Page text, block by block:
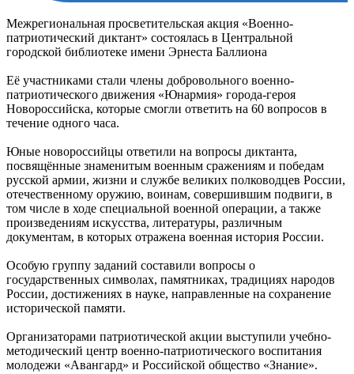
Межрегиональная просветительская акция «Военно-
патриотический диктант» состоялась в Центральной
городской библиотеке имени Эрнеста Баллиона
Её участниками стали члены добровольного военно-
патриотического движения «Юнармия» города-героя
Новороссийска, которые смогли ответить на 60 вопросов в
течение одного часа.
Юные новороссийцы ответили на вопросы диктанта,
посвящённые знаменитым военным сражениям и победам
русской армии, жизни и службе великих полководцев России,
отечественному оружию, воинам, совершившим подвиги, в
том числе в ходе специальной военной операции, а также
произведениям искусства, литературы, различным
документам, в которых отражена военная история России.
Особую группу заданий составили вопросы о
государственных символах, памятниках, традициях народов
России, достижениях в науке, направленные на сохранение
исторической памяти.
Организаторами патриотической акции выступили учебно-
методический центр военно-патриотического воспитания
молодежи «Авангард» и Российской общество «Знание».